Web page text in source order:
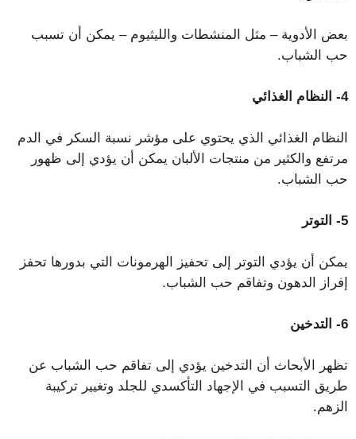
بعض الأدوية – مثل المنشطات والليثيوم – يمكن أن تسبب
حب الشباب.
4- النظام الغذائي
النظام الغذائي الذي يحتوي على مؤشر نسبة السكر في الدم
مرتفع والكثير من منتجات الألبان يمكن أن يؤدي إلى ظهور
حب الشباب.
5- التوتر
يمكن أن يؤدي التوتر إلى تحفيز الهرمونات التي بدورها تحفز
إفراز الدهون وتفاقم حب الشباب.
6- التدخين
تظهر الأبحاث أن التدخين يؤدي إلى تفاقم حب الشباب عن
طريق التسبب في الإجهاد التأكسدي للجلد وتغيير تركيبة
الزهم.